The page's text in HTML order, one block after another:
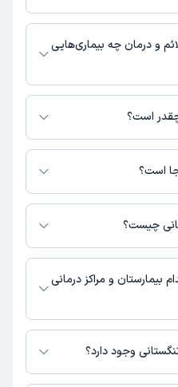
تصاویر پزشک، ساعات کاری و سایر
ممکن است در پروفایل ایشان در
تخصص دارند:
و درمان چه بیماری‌هایی
بیماری‌های مرتبط با گفتاردرمانی
چقدر است؟
نوع ویزیت تغییر می‌کند.
است؟
دارند. آدرس مطب‌های افسانه تنگستانی به شرح
چیست؟
تنگستانی در حال حاضر در این
بیمارستان و مراکز درمانی
در مراکز درمانی در دسترس
وجود دارد؟
تلفنی فعال دارند.